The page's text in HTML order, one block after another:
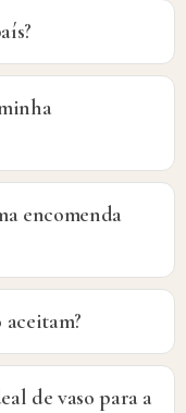
encomenda
de vaso para a